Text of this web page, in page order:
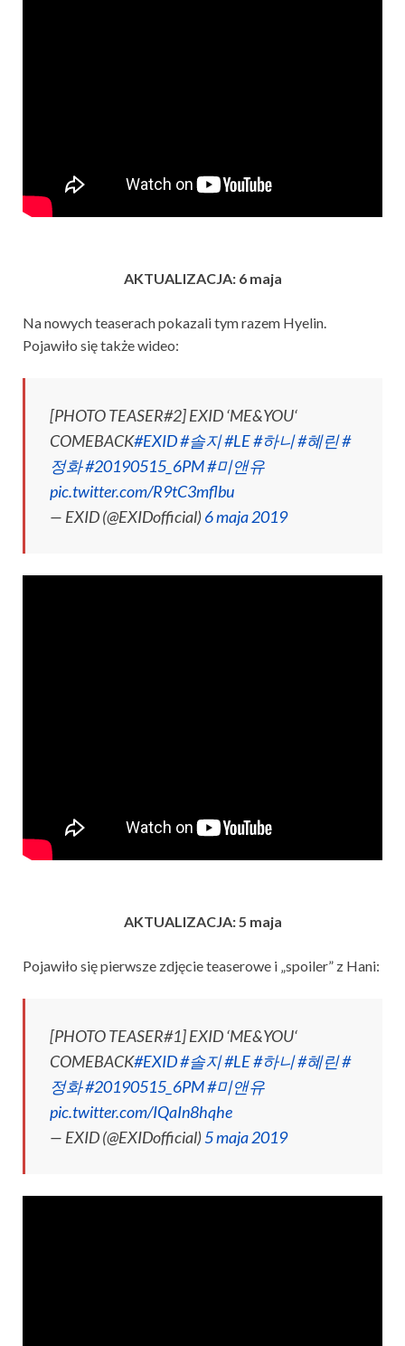
AKTUALIZACJA: 6 maja
Na nowych teaserach pokazali tym razem Hyelin.
Pojawiło się także wideo:
[PHOTO TEASER#2] EXID ‘ME&YOU‘
COMEBACK#EXID#솔지#LE#하니#혜린#
정화#20190515_6PM#미앤유
pic.twitter.com/R9tC3mflbu
— EXID (@EXIDofficial)6 maja 2019
AKTUALIZACJA: 5 maja
Pojawiło się pierwsze zdjęcie teaserowe i „spoiler” z Hani:
[PHOTO TEASER#1] EXID ‘ME&YOU‘
COMEBACK#EXID#솔지#LE#하니#혜린#
정화#20190515_6PM#미앤유
pic.twitter.com/IQaIn8hqhe
— EXID (@EXIDofficial)5 maja 2019